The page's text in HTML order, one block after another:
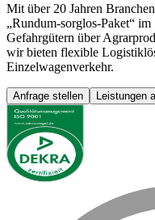
Mit über 20 Jahren
„Rundum-sorglos-Paket“
Gefahrgütern über
wir bieten flexible
Einzelwagenverkehr.
Anfrage stellen Leistungen